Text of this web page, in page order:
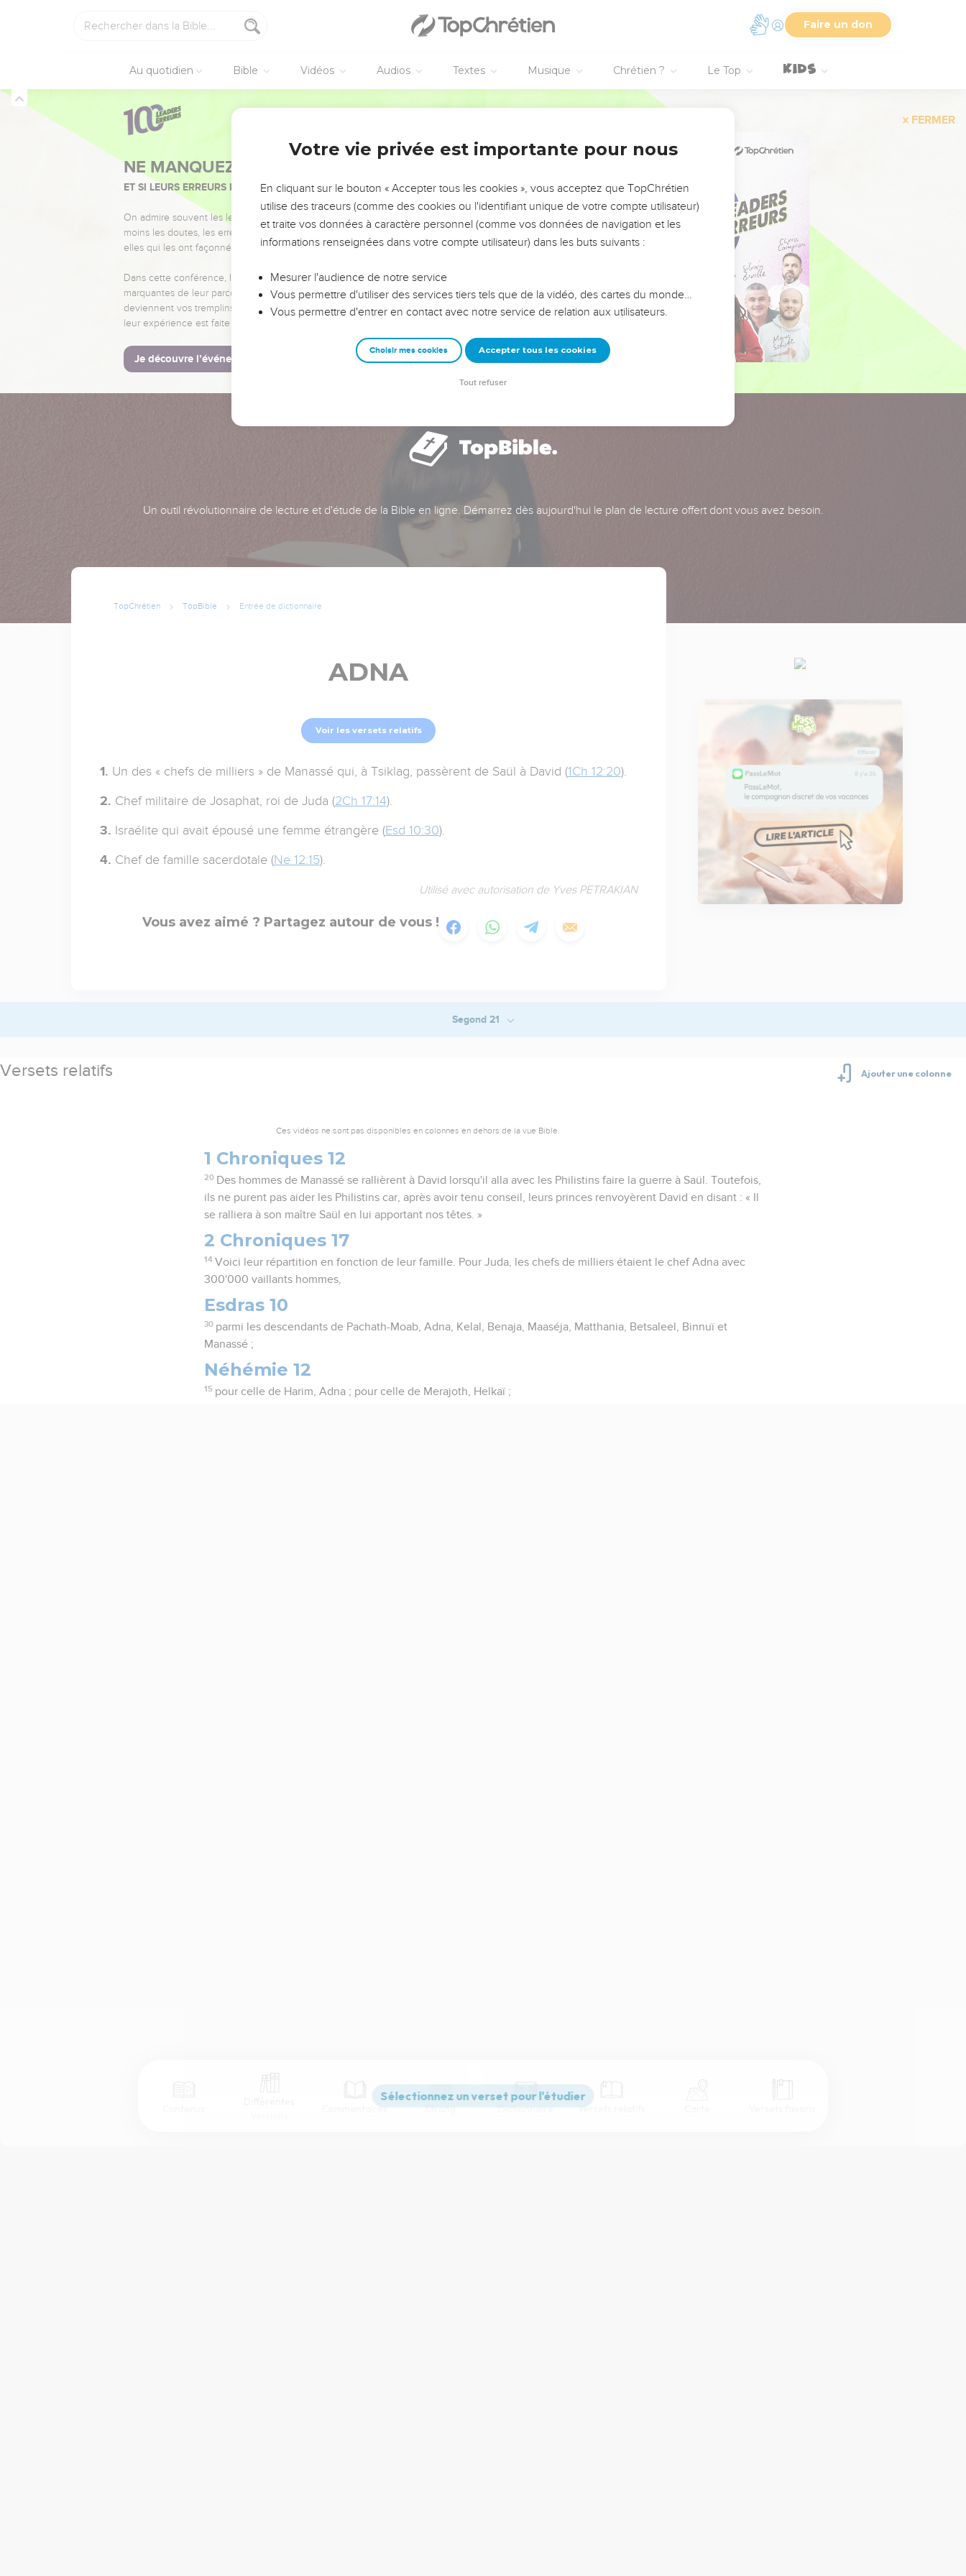
Faire un don
Au quotidien Bible Vidéos Audios Textes Musique Chrétien ? Le Top
FERMER
NE MANQUEZ PAS L’ÉVÉNEMENT DE L’ANNÉE !
ET SI LEURS ERREURS POUVAIENT VOUS ÉVITER LES VOTRES ?
On admire souvent les leaders pour leurs réussites, leur impact, leur foi ou leur vision. Mais on voit
moins les doutes, les erreurs et les saisons difficiles qu'ils ont traversés, alors même que ce sont
elles qui les ont façonnés.
Dans cette conférence, leaders, entrepreneurs, et responsables reviennent sur les erreurs
marquantes de leur parcours et les clés pour avancer avec plus de sagesse afin que leurs erreurs
deviennent vos tremplins. Que vous guidiez un ministère, une équipe, un groupe ou une famille,
leur expérience est faite pour vous.
Je découvre l’événement
Un outil révolutionnaire de lecture et d'étude de la Bible en ligne. Démarrez dès aujourd'hui le plan de lecture offert dont vous avez besoin.
TopChrétien TopBible Entrée de dictionnaire
ADNA
Voir les versets relatifs
1. Un des « chefs de milliers » de Manassé qui, à Tsiklag, passèrent de Saül à David (1Ch 12:20).
2. Chef militaire de Josaphat, roi de Juda (2Ch 17:14).
3. Israélite qui avait épousé une femme étrangère (Esd 10:30).
4. Chef de famille sacerdotale (Ne 12:15).
Utilisé avec autorisation de Yves PETRAKIAN
Vous avez aimé ? Partagez autour de vous !
Commentaires Strong Dictionnaire Versets relatifs
Segond 21
Versets relatifs
Ces vidéos ne sont pas disponibles en colonnes en dehors de la vue Bible.
1 Chroniques 12
20 Des hommes de Manassé se rallièrent à David lorsqu'il alla avec les Philistins faire la guerre à Saül. Toutefois,
ils ne purent pas aider les Philistins car, après avoir tenu conseil, leurs princes renvoyèrent David en disant : « Il
se ralliera à son maître Saül en lui apportant nos têtes. »
2 Chroniques 17
14 Voici leur répartition en fonction de leur famille. Pour Juda, les chefs de milliers étaient le chef Adna avec
300'000 vaillants hommes,
Esdras 10
30 parmi les descendants de Pachath-Moab, Adna, Kelal, Benaja, Maaséja, Matthania, Betsaleel, Binnuï et
Manassé ;
Néhémie 12
15 pour celle de Harim, Adna ; pour celle de Merajoth, Helkaï ;
Votre vie privée est importante pour nous
En cliquant sur le bouton « Accepter tous les cookies », vous acceptez que TopChrétien
utilise des traceurs (comme des cookies ou l'identifiant unique de votre compte utilisateur)
et traite vos données à caractère personnel (comme vos données de navigation et les
informations renseignées dans votre compte utilisateur) dans les buts suivants :
Mesurer l'audience de notre service
Vous permettre d'utiliser des services tiers tels que de la vidéo, des cartes du monde…
Vous permettre d'entrer en contact avec notre service de relation aux utilisateurs.
Choisir mes cookies Accepter tous les cookies
Tout refuser